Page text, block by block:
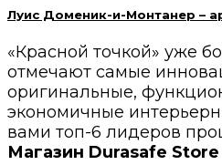
Луис Доменик-и-Монтанер –
«Красной точкой» уже
отмечают самые
оригинальные,
экономичные
вами топ-6 лидеров
Магазин Durasafe Store